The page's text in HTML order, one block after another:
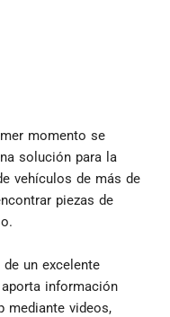
momento se
solución para la
vehículos de más de
piezas de
un excelente
información
mediante videos,